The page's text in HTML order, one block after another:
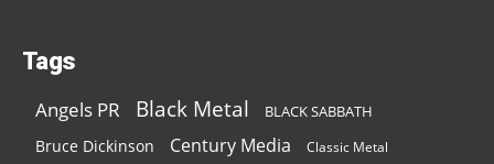
Tags
Angels PR Black Metal BLACK SABBATH
Bruce Dickinson Century Media Classic Metal